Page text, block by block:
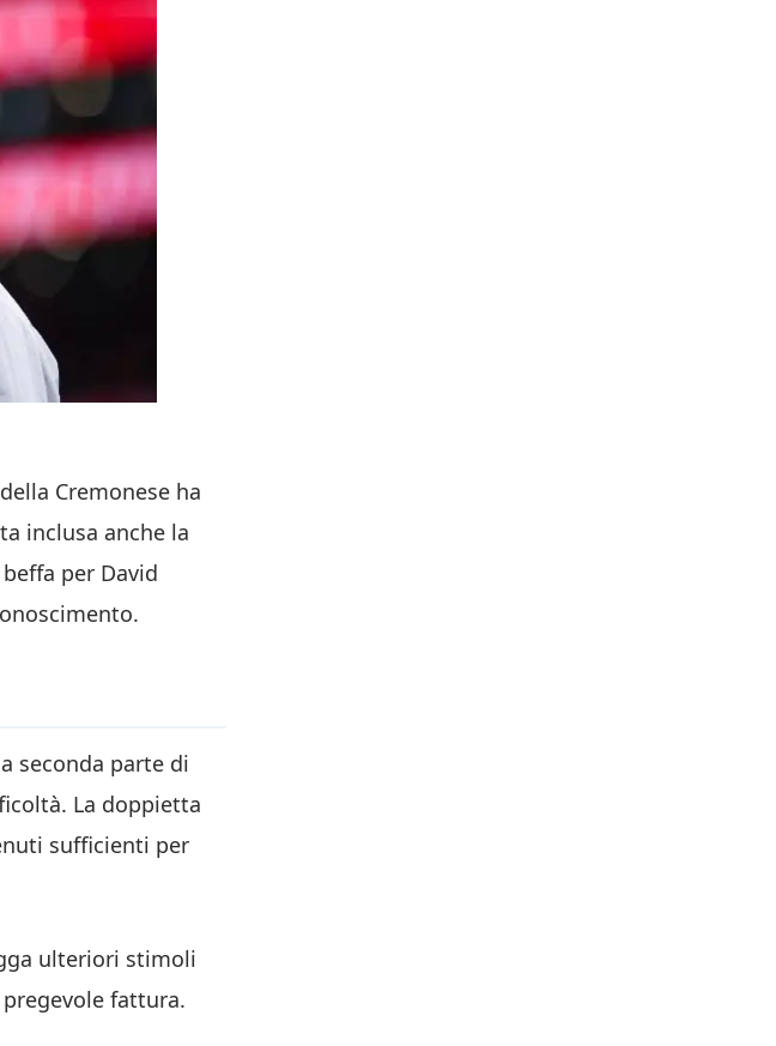
Cremonese ha
inclusa anche la
per David
seconda parte di
La doppietta
sufficienti per
ulteriori stimoli
fattura.